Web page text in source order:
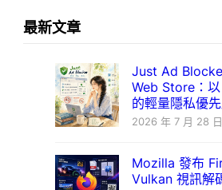
最新文章
Just Ad
Web Store：
的輕量隱私優
2026 年 7 月 28 日
Mozilla 發布
Vulkan 視訊解